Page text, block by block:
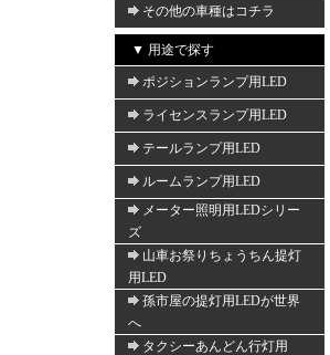
その他の車種はコチラ
▼ 用途で探す
ポジションランプ用LED
ライセンスランプ用LED
テールランプ用LED
ルームランプ用LED
メーター照明用LEDシリー
ズ
山車お祭りちょうちん提灯
用LED
孫市屋の提灯用LEDが世界
へ
タクシーあんどん行灯用